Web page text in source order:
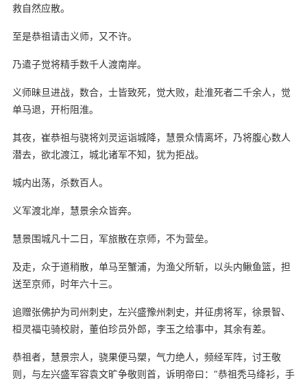
救自然应散。
至是恭祖请击义师，又不许。
乃遣子觉将精手数千人渡南岸。
义师昧旦进战，数合，士皆致死，觉大败，赴淮死者二千余人，觉
单马退，开桁阻淮。
其夜，崔恭祖与骁将刘灵运诣城降，慧景众情离坏，乃将腹心数人
潜去，欲北渡江，城北诸军不知，犹为拒战。
城内出荡，杀数百人。
义军渡北岸，慧景余众皆奔。
慧景围城凡十二日，军旅散在京师，不为营垒。
及走，众于道稍散，单马至蟹浦，为渔父所斩，以头内鳅鱼篮，担
送至京师，时年六十三。
追赠张佛护为司州刺史，左兴盛豫州刺史，并征虏将军，徐景智、
桓灵福屯骑校尉，董伯珍员外郎，李玉之给事中，其余有差。
恭祖者，慧景宗人，骁果便马槊，气力绝人，频经军阵，讨王敬
则，与左兴盛军容袁文旷争敬则首，诉明帝曰："恭祖秃马绛衫，手